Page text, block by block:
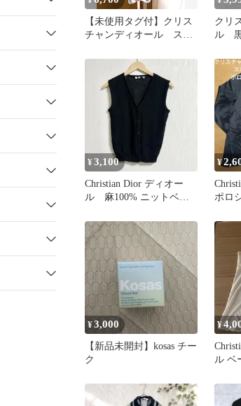
【未使用タグ付】クリス
チャンディオール スポ
ャツ レア品
クリ
ル 黒
セー
¥3,100
Christian Dior ディオー
ル 麻100% ニットベス
¥
ポロ
¥3,000
【新品未開封】kosas チー
ク
¥
ル ベ